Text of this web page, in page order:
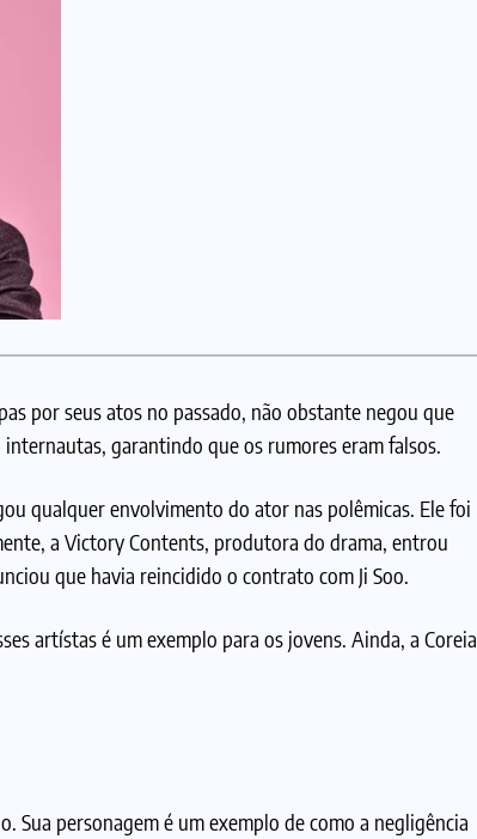
por seus atos no passado, não obstante negou que
garantindo que os rumores eram falsos.
qualquer envolvimento do ator nas polêmicas. Ele foi
a Victory Contents, produtora do drama, entrou
que havia reincidido o contrato com Ji Soo.
artístas é um exemplo para os jovens. Ainda, a Coreia
Sua personagem é um exemplo de como a negligência